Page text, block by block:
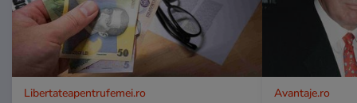
Libertateapentrufemei.ro Avantaje.ro